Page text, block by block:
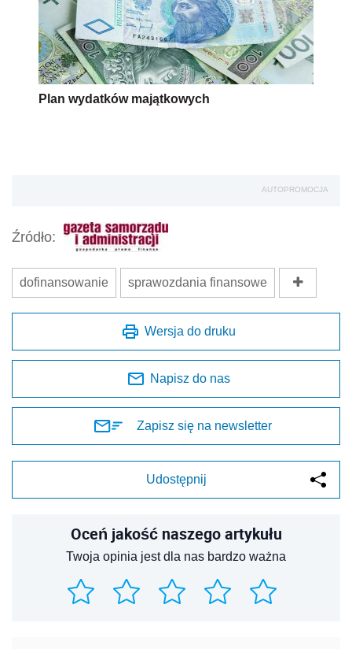
Plan wydatków majątkowych
AUTOPROMOCJA
Źródło:
dofinansowanie sprawozdania finansowe
Wersja do druku
Napisz do nas
Zapisz się na newsletter
Udostępnij
Oceń jakość naszego artykułu
Twoja opinia jest dla nas bardzo ważna